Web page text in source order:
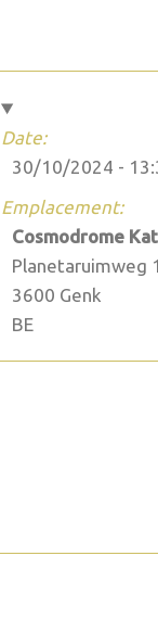
Date:
30/10/2024 -
Emplacement:
Cosmodrome
Planetaruimweg
3600 Genk
BE